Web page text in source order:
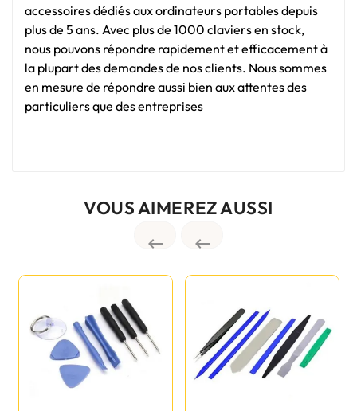
accessoires dédiés aux ordinateurs portables depuis
plus de 5 ans. Avec plus de 1000 claviers en stock,
nous pouvons répondre rapidement et efficacement à
la plupart des demandes de nos clients. Nous sommes
en mesure de répondre aussi bien aux attentes des
particuliers que des entreprises
VOUS AIMEREZ AUSSI
 